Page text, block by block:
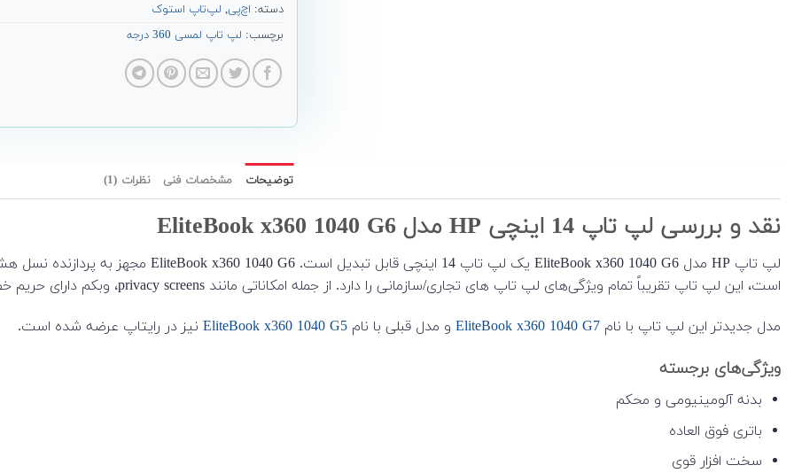
دسته: اچ‌پی, لپ‌تاپ استوک
برچسب: لپ تاپ لمسی 360 درجه
توضیحات مشخصات فنی نظرات (1)
نقد و بررسی لپ تاپ 14 اینچی HP مدل EliteBook x360 1040 G6
است، این لپ تاپ تقریباً تمام ویژگی‌های لپ تاپ های تجاری/سازمانی را دارد. از جمله امکاناتی مانند privacy screens، وبکم دارای حریم خصوصی، anti-malware protection، Sure Sense، TPM 2.0 و غیره.
مدل جدیدتر این لپ تاپ با نام EliteBook x360 1040 G7 و مدل قبلی با نام EliteBook x360 1040 G5 نیز در رایتاپ عرضه شده است.
ویژگی‌های برجسته
بدنه آلومینیومی و محکم
باتری فوق العاده
سخت افزار قوی